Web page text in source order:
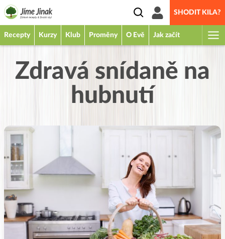
SHODIT KILA?
Recepty Kurzy Klub Proměny O Evě Jak začít
Zdravá snídaně na
hubnutí